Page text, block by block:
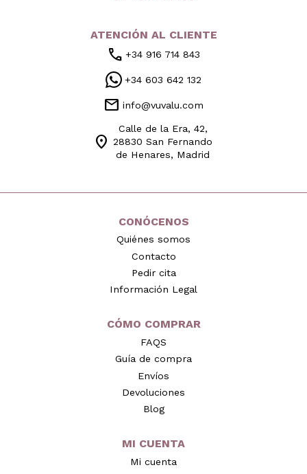
ATENCIÓN AL CLIENTE
call +34 916 714 843
+34 603 642 132
mail info@vuvalu.com
location_on
Calle de la Era, 42,
28830 San Fernando
de Henares, Madrid
CONÓCENOS
Quiénes somos
Contacto
Pedir cita
Información Legal
CÓMO COMPRAR
FAQS
Guía de compra
Envíos
Devoluciones
Blog
MI CUENTA
Mi cuenta